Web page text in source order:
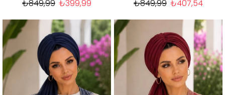
₺399,99
₺849,99 ₺407,54
₺849,99